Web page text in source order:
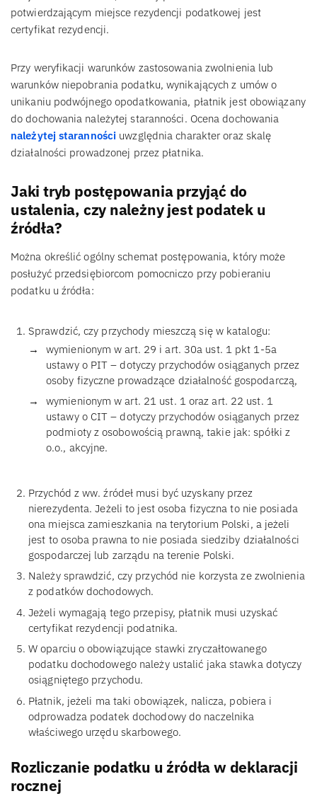
potwierdzającym miejsce rezydencji podatkowej jest
certyfikat rezydencji.
Przy weryfikacji warunków zastosowania zwolnienia lub
warunków niepobrania podatku, wynikających z umów o
unikaniu podwójnego opodatkowania, płatnik jest obowiązany
do dochowania należytej staranności. Ocena dochowania
należytej staranności uwzględnia charakter oraz skalę
działalności prowadzonej przez płatnika.
Jaki tryb postępowania przyjąć do
ustalenia, czy należny jest podatek u
źródła?
Można określić ogólny schemat postępowania, który może
posłużyć przedsiębiorcom pomocniczo przy pobieraniu
podatku u źródła:
Sprawdzić, czy przychody mieszczą się w katalogu:
wymienionym w art. 29 i art. 30a ust. 1 pkt 1-5a
ustawy o PIT – dotyczy przychodów osiąganych przez
osoby fizyczne prowadzące działalność gospodarczą,
wymienionym w art. 21 ust. 1 oraz art. 22 ust. 1
ustawy o CIT – dotyczy przychodów osiąganych przez
podmioty z osobowością prawną, takie jak: spółki z
o.o., akcyjne.
Przychód z ww. źródeł musi być uzyskany przez
nierezydenta. Jeżeli to jest osoba fizyczna to nie posiada
ona miejsca zamieszkania na terytorium Polski, a jeżeli
jest to osoba prawna to nie posiada siedziby działalności
gospodarczej lub zarządu na terenie Polski.
Należy sprawdzić, czy przychód nie korzysta ze zwolnienia
z podatków dochodowych.
Jeżeli wymagają tego przepisy, płatnik musi uzyskać
certyfikat rezydencji podatnika.
W oparciu o obowiązujące stawki zryczałtowanego
podatku dochodowego należy ustalić jaka stawka dotyczy
osiągniętego przychodu.
Płatnik, jeżeli ma taki obowiązek, nalicza, pobiera i
odprowadza podatek dochodowy do naczelnika
właściwego urzędu skarbowego.
Rozliczanie podatku u źródła w deklaracji
rocznej